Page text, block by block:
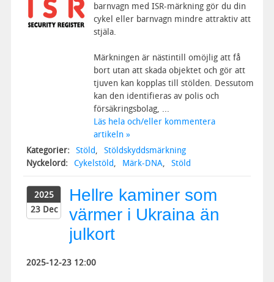
barnvagn med ISR-märkning gör du din
cykel eller barnvagn mindre attraktiv att
stjäla.
Märkningen är nästintill omöjlig att få
bort utan att skada objektet och gör att
tjuven kan kopplas till stölden. Dessutom
kan den identifieras av polis och
försäkringsbolag, ...
Läs hela och/eller kommentera
artikeln »
Kategorier: Stöld,
Stöldskyddsmärkning
Nyckelord: Cykelstöld, Märk-DNA, Stöld
2025
23 Dec
Hellre kaminer som
värmer i Ukraina än
julkort
2025-12-23 12:00